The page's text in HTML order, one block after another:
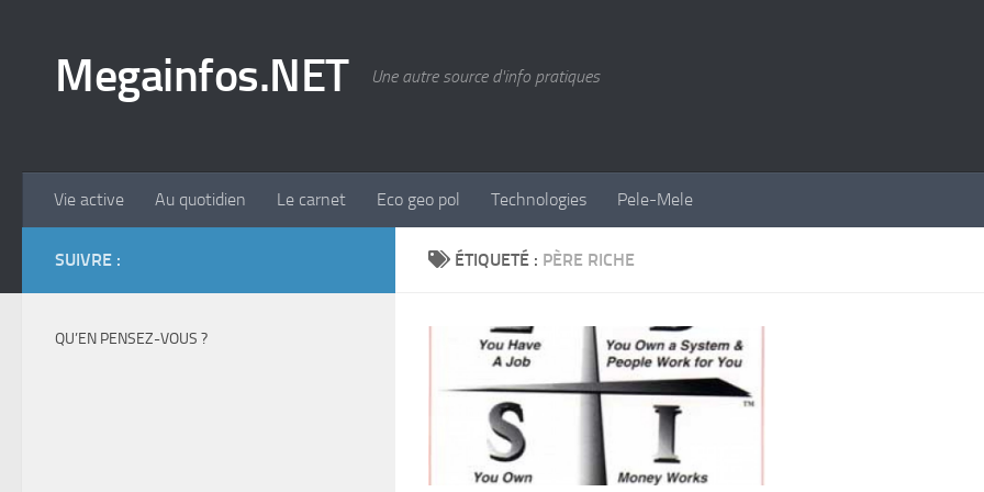
Megainfos.NET Une autre source d'info pratiques
Vie active Au quotidien Le carnet Eco geo pol Technologies Pele-Mele
ÉTIQUETÉ : PÈRE RICHE
SUIVRE :
QU’EN PENSEZ-VOUS ?